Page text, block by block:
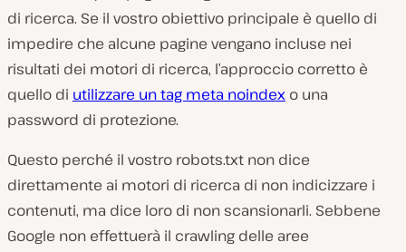
di ricerca. Se il vostro obiettivo principale è quello di
impedire che alcune pagine vengano incluse nei
risultati dei motori di ricerca, l’approccio corretto è
quello di utilizzare un tag meta noindex o una
password di protezione.
Questo perché il vostro robots.txt non dice
direttamente ai motori di ricerca di non indicizzare i
contenuti, ma dice loro di non scansionarli. Sebbene
Google non effettuerà il crawling delle aree